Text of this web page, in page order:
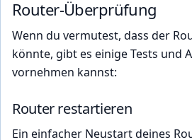
Router-Überprüfung
Wenn du vermutest, dass der
könnte, gibt es einige Tests und
vornehmen kannst:
Router restartieren
Ein einfacher Neustart deines